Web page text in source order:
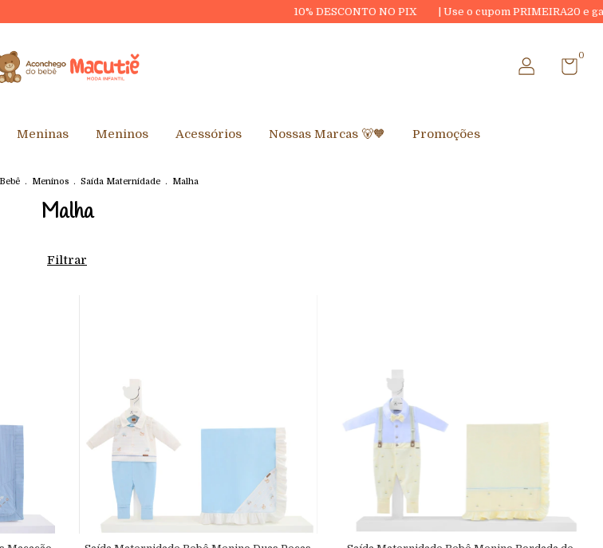
10% DESCONTO NO PIX | Use o cupom PRIMEIRA20 e ganhe
0
Meninas Meninos Acessórios Nossas Marcas 🐻🧡 Promoções
. Meninos . Saída Maternidade . Malha
Malha
Filtrar